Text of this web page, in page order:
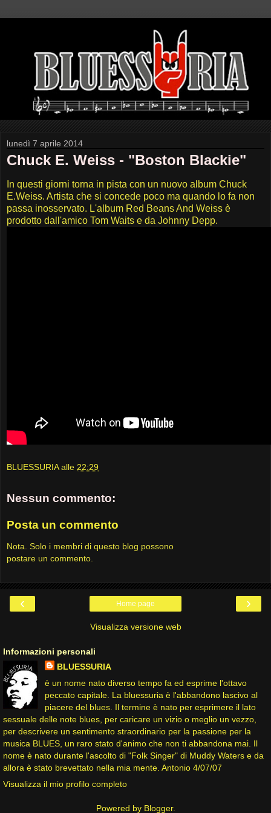
lunedì 7 aprile 2014
Chuck E. Weiss - "Boston Blackie"
In questi giorni torna in pista con un nuovo album Chuck
E.Weiss. Artista che si concede poco ma quando lo fa non
passa inosservato. L'album Red Beans And Weiss è
prodotto dall'amico Tom Waits e da Johnny Depp.
BLUESSURIA alle 22:29
Nessun commento:
Posta un commento
Nota. Solo i membri di questo blog possono
postare un commento.
‹ ›
Home page
Visualizza versione web
Informazioni personali
BLUESSURIA
è un nome nato diverso tempo fa ed esprime l'ottavo
peccato capitale. La bluessuria è l'abbandono lascivo al
piacere del blues. Il termine è nato per esprimere il lato
sessuale delle note blues, per caricare un vizio o meglio un vezzo,
per descrivere un sentimento straordinario per la passione per la
musica BLUES, un raro stato d'animo che non ti abbandona mai. Il
nome è nato durante l'ascolto di "Folk Singer" di Muddy Waters e da
allora è stato brevettato nella mia mente. Antonio 4/07/07
Visualizza il mio profilo completo
Powered by Blogger.